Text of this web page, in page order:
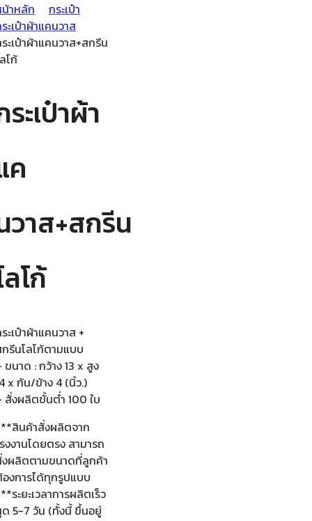
าหลัก
กระเป๋า
ะเป๋าผ้าแคนวาส
ะเป๋าผ้าแคนวาส+สกรีน
โก้
ระเป๋าผ้า
ค
วาส+สกรีน
ลโก้
ะเป๋าผ้าแคนวาส +
รีนโลโก้ตามแบบ
ขนาด : กว้าง 13 x สูง
x ก้น/ข้าง 4 (นิ้ว.)
สั่งผลิตขั้นต่ำ 100 ใบ
สินค้าสั่งผลิตจาก
งงานโดยตรง สามารถ
ผลิตตามขนาดที่ลูกค้า
งการได้ทุกรูปแบบ
ระยะเวลาการผลิตเร็ว
5-7 วัน (ทั้งนี้ ขึ้นอยู่